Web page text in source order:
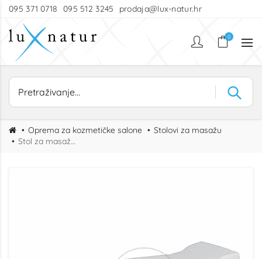
095 371 0718 095 512 3245 prodaja@lux-natur.hr
0
Oprema za kozmetičke salone
Stolovi za masažu
Stol za masažu Spa Wood